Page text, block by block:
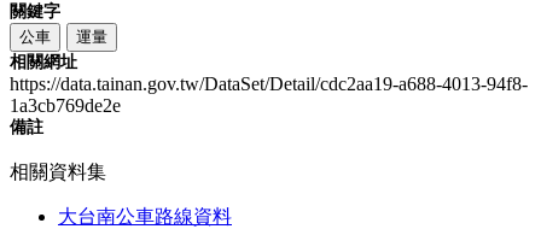
關鍵字
公車
運量
相關網址
https://data.tainan.gov.tw/DataSet/Detail/cdc2aa19-a688-4013-94f8-
1a3cb769de2e
備註
相關資料集
大台南公車路線資料